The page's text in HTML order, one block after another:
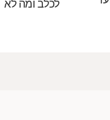
לכלב ומה לא